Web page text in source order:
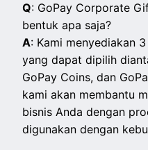
Q: GoPay Corporate
bentuk apa saja?
A: Kami menyediakan
yang dapat dipilih
GoPay Coins, dan
kami akan membantu
bisnis Anda dengan
digunakan dengan